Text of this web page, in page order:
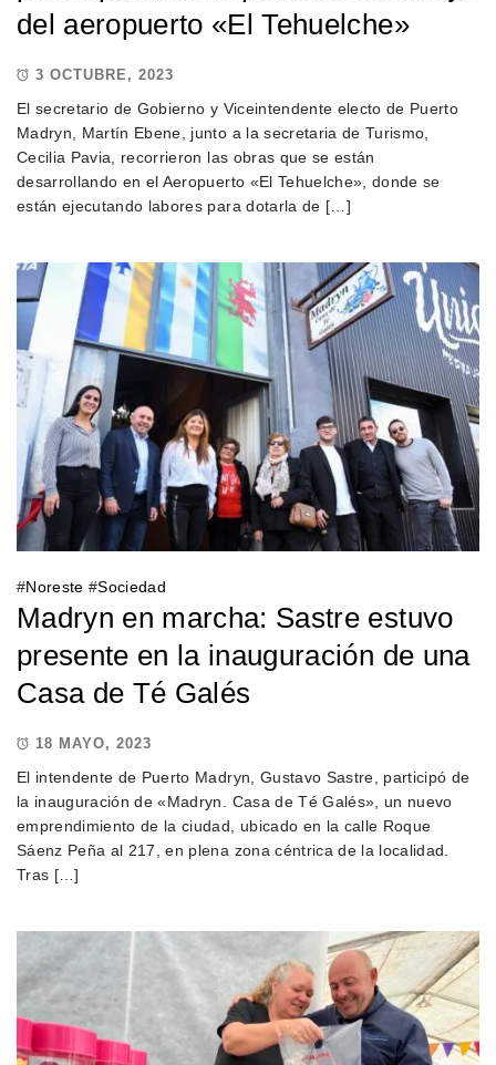
del aeropuerto «El Tehuelche»
3 OCTUBRE, 2023
El secretario de Gobierno y Viceintendente electo de Puerto
Madryn, Martín Ebene, junto a la secretaria de Turismo,
Cecilia Pavia, recorrieron las obras que se están
desarrollando en el Aeropuerto «El Tehuelche», donde se
están ejecutando labores para dotarla de […]
#Noreste #Sociedad
Madryn en marcha: Sastre estuvo
presente en la inauguración de una
Casa de Té Galés
18 MAYO, 2023
El intendente de Puerto Madryn, Gustavo Sastre, participó de
la inauguración de «Madryn. Casa de Té Galés», un nuevo
emprendimiento de la ciudad, ubicado en la calle Roque
Sáenz Peña al 217, en plena zona céntrica de la localidad.
Tras […]